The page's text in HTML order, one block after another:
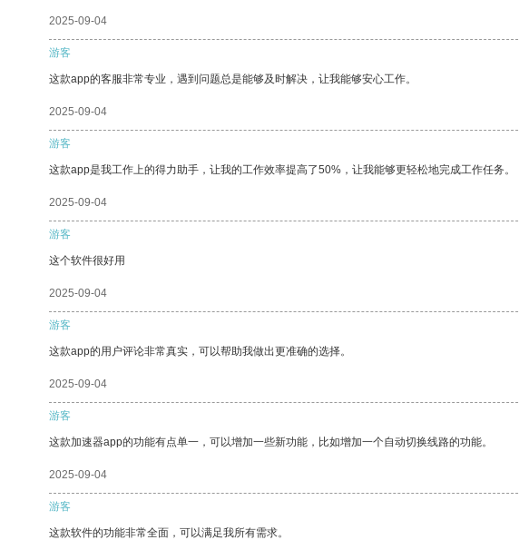
2025-09-04
游客
这款app的客服非常专业，遇到问题总是能够及时解决，让我能够安心工作。
2025-09-04
游客
这款app是我工作上的得力助手，让我的工作效率提高了50%，让我能够更轻松地完成工作任务。
2025-09-04
游客
这个软件很好用
2025-09-04
游客
这款app的用户评论非常真实，可以帮助我做出更准确的选择。
2025-09-04
游客
这款加速器app的功能有点单一，可以增加一些新功能，比如增加一个自动切换线路的功能。
2025-09-04
游客
这款软件的功能非常全面，可以满足我所有需求。